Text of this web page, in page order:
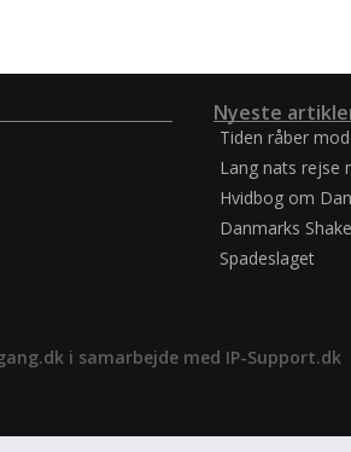
Nyeste
Tiden råber
Lang nats rejse
Hvidbog om
Danmarks
Spadeslaget
i samarbejde med IP-Support.dk